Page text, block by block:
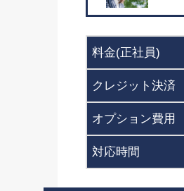
料金(正社員)
クレジット決済
オプション費用
対応時間